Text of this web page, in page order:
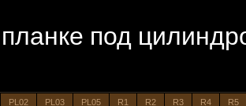
планке под
PL02 PL03 PL05 R1 R2 R3 R4 R5